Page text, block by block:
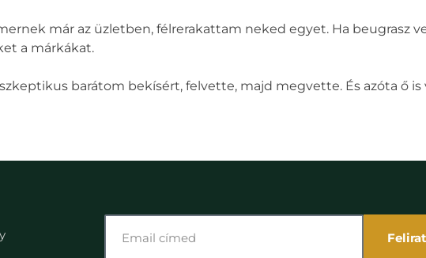
már az üzletben, félrerakattam neked egyet. Ha beugrasz
a márkákat.
barátom bekísért, felvette, majd megvette. És azóta ő is